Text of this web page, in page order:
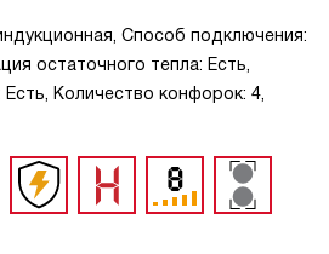
Способ подключения:
остаточного тепла: Есть,
Количество конфорок: 4,